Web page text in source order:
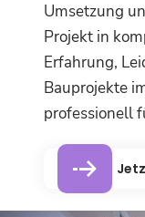
Umsetzung
Projekt in
Erfahrung,
Bauprojekte
professionell